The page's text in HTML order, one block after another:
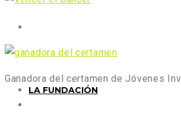
LA FUNDACIÓN
Ganadora del certamen de Jóvenes